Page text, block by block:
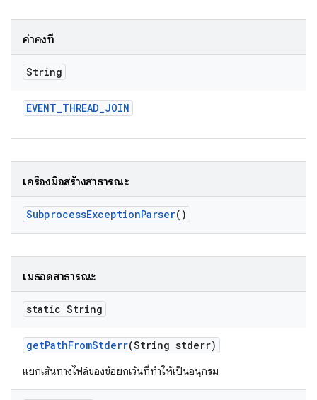
ค่าคงที่
String
EVENT_THREAD_JOIN
เครื่องมือสร้างสาธารณะ
SubprocessExceptionParser()
เมธอดสาธารณะ
static String
getPathFromStderr(String stderr)
แยกเส้นทางไฟล์ของข้อยกเว้นที่ทำให้เป็นอนุกรม